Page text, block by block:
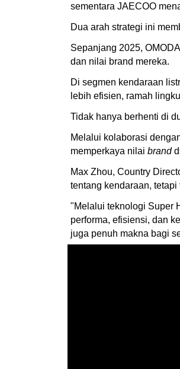
sementara JAECOO
Dua arah strategi ini
Sepanjang 2025,
dan nilai brand mereka.
Di segmen kendaraan
lebih efisien, ramah
Tidak hanya berhenti di
Melalui kolaborasi
memperkaya nilai brand
Max Zhou, Country
tentang kendaraan,
"Melalui teknologi Super
performa, efisiensi, dan
juga penuh makna bagi